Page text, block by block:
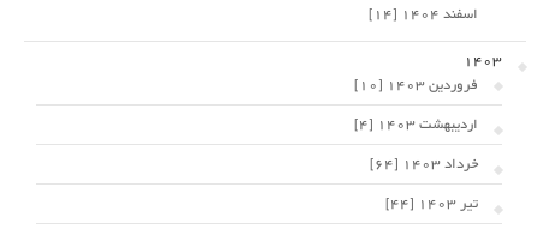
اسفند 1404 [14]
1403
فروردین 1403 [10]
اردیبهشت 1403 [4]
خرداد 1403 [64]
تیر 1403 [44]